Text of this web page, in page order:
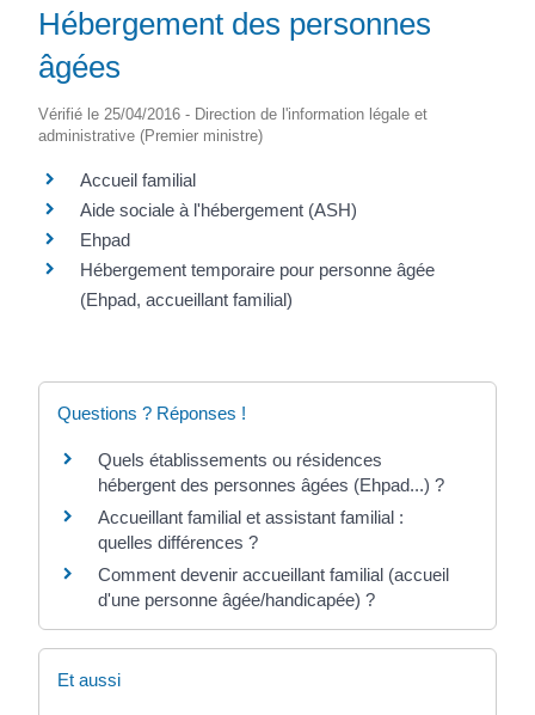
Hébergement des personnes
âgées
Vérifié le 25/04/2016 - Direction de l'information légale et
administrative (Premier ministre)
Accueil familial
Aide sociale à l'hébergement (ASH)
Ehpad
Hébergement temporaire pour personne âgée
(Ehpad, accueillant familial)
Questions ? Réponses !
Quels établissements ou résidences
hébergent des personnes âgées (Ehpad...) ?
Accueillant familial et assistant familial :
quelles différences ?
Comment devenir accueillant familial (accueil
d'une personne âgée/handicapée) ?
Et aussi